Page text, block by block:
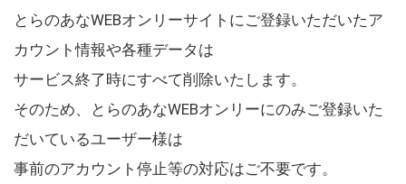
とらのあなWEBオンリーサイトにご登録いただいたア
カウント情報や各種データは
サービス終了時にすべて削除いたします。
そのため、とらのあなWEBオンリーにのみご登録いた
だいているユーザー様は
事前のアカウント停止等の対応はご不要です。